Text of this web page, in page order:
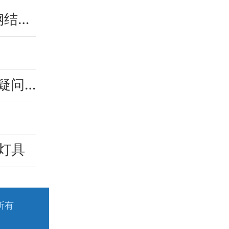
厦门太古翔安新机场维修基地项目1号机库钢结构屋盖顺利提升合龙
@来厦求职见习实习大学生，对免费住宿有疑问？权威解答来了
具
有